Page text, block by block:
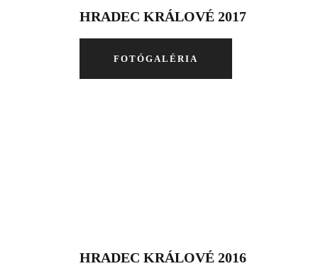
HRADEC KRÁLOVÉ 2017
FOTÓGALÉRIA
HRADEC KRÁLOVÉ 2016